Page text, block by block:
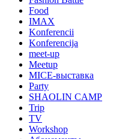
Food
IMAX
Konferencii
Konferencija
meet-up
Meetup
MICE-выставка
Party
SHAOLIN CAMP
Trip
TV
Workshop